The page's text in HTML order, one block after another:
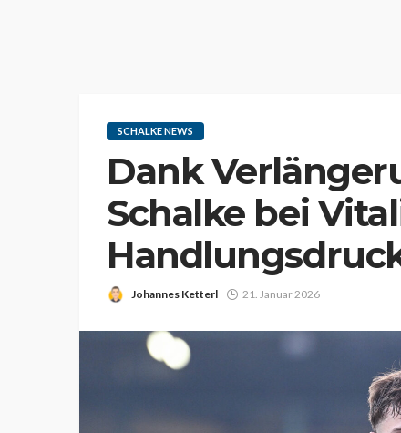
SCHALKE NEWS
Dank
Schalke bei
Johannes Ketterl 21. Januar 2026